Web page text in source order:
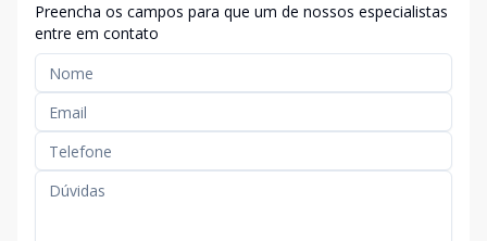
Preencha os campos para que um de nossos especialistas
entre em contato